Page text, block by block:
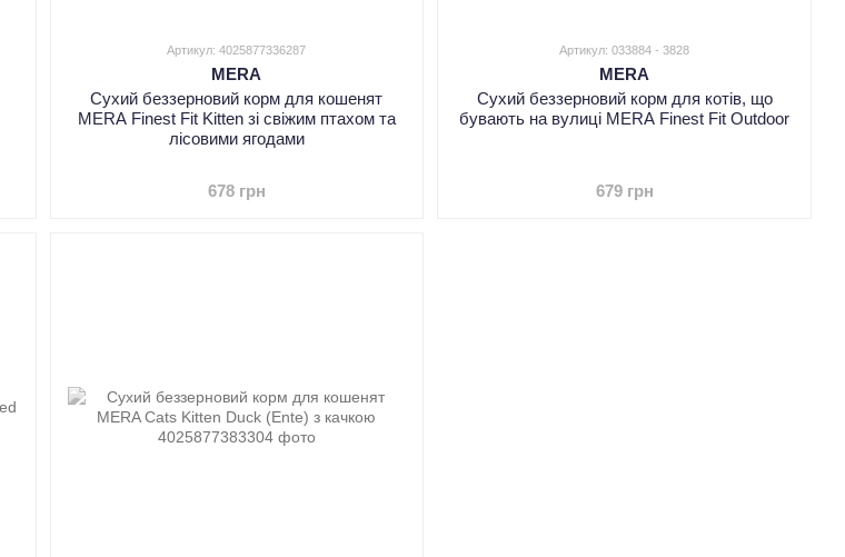
Артикул: 4025877336287
MERA
Сухий беззерновий корм для кошенят
MERA Finest Fit Kitten зі свіжим птахом та
лісовими ягодами
678 грн
Артикул: 033884 - 3828
MERA
Сухий беззерновий корм для котів, що
бувають на вулиці MERA Finest Fit Outdoor
679 грн